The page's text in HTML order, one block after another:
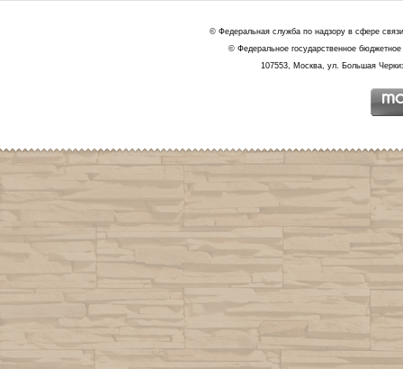
© Федеральная служба по надзору в сфере
© Федеральное государственное
107553, Москва, ул. Большая